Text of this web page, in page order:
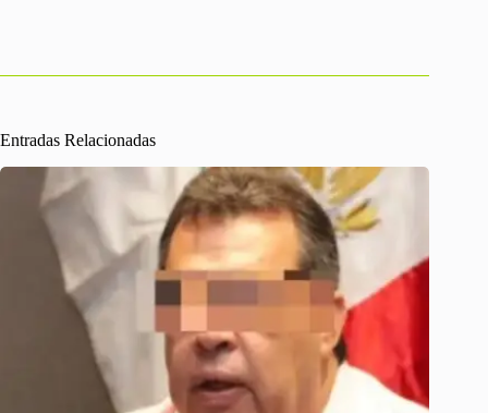
Entradas Relacionadas